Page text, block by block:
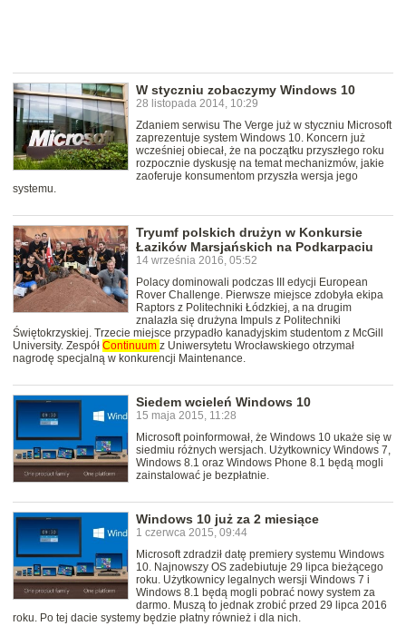
W styczniu zobaczymy Windows 10
28 listopada 2014, 10:29
Zdaniem serwisu The Verge już w styczniu Microsoft
zaprezentuje system Windows 10. Koncern już
wcześniej obiecał, że na początku przyszłego roku
rozpocznie dyskusję na temat mechanizmów, jakie
zaoferuje konsumentom przyszła wersja jego
systemu.
Tryumf polskich drużyn w Konkursie
Łazików Marsjańskich na Podkarpaciu
14 września 2016, 05:52
Polacy dominowali podczas III edycji European
Rover Challenge. Pierwsze miejsce zdobyła ekipa
Raptors z Politechniki Łódzkiej, a na drugim
znalazła się drużyna Impuls z Politechniki
Świętokrzyskiej. Trzecie miejsce przypadło kanadyjskim studentom z McGill
University. Zespół Continuum z Uniwersytetu Wrocławskiego otrzymał
nagrodę specjalną w konkurencji Maintenance.
Siedem wcieleń Windows 10
15 maja 2015, 11:28
Microsoft poinformował, że Windows 10 ukaże się w
siedmiu różnych wersjach. Użytkownicy Windows 7,
Windows 8.1 oraz Windows Phone 8.1 będą mogli
zainstalować je bezpłatnie.
Windows 10 już za 2 miesiące
1 czerwca 2015, 09:44
Microsoft zdradził datę premiery systemu Windows
10. Najnowszy OS zadebiutuje 29 lipca bieżącego
roku. Użytkownicy legalnych wersji Windows 7 i
Windows 8.1 będą mogli pobrać nowy system za
darmo. Muszą to jednak zrobić przed 29 lipca 2016
roku. Po tej dacie systemy będzie płatny również i dla nich.